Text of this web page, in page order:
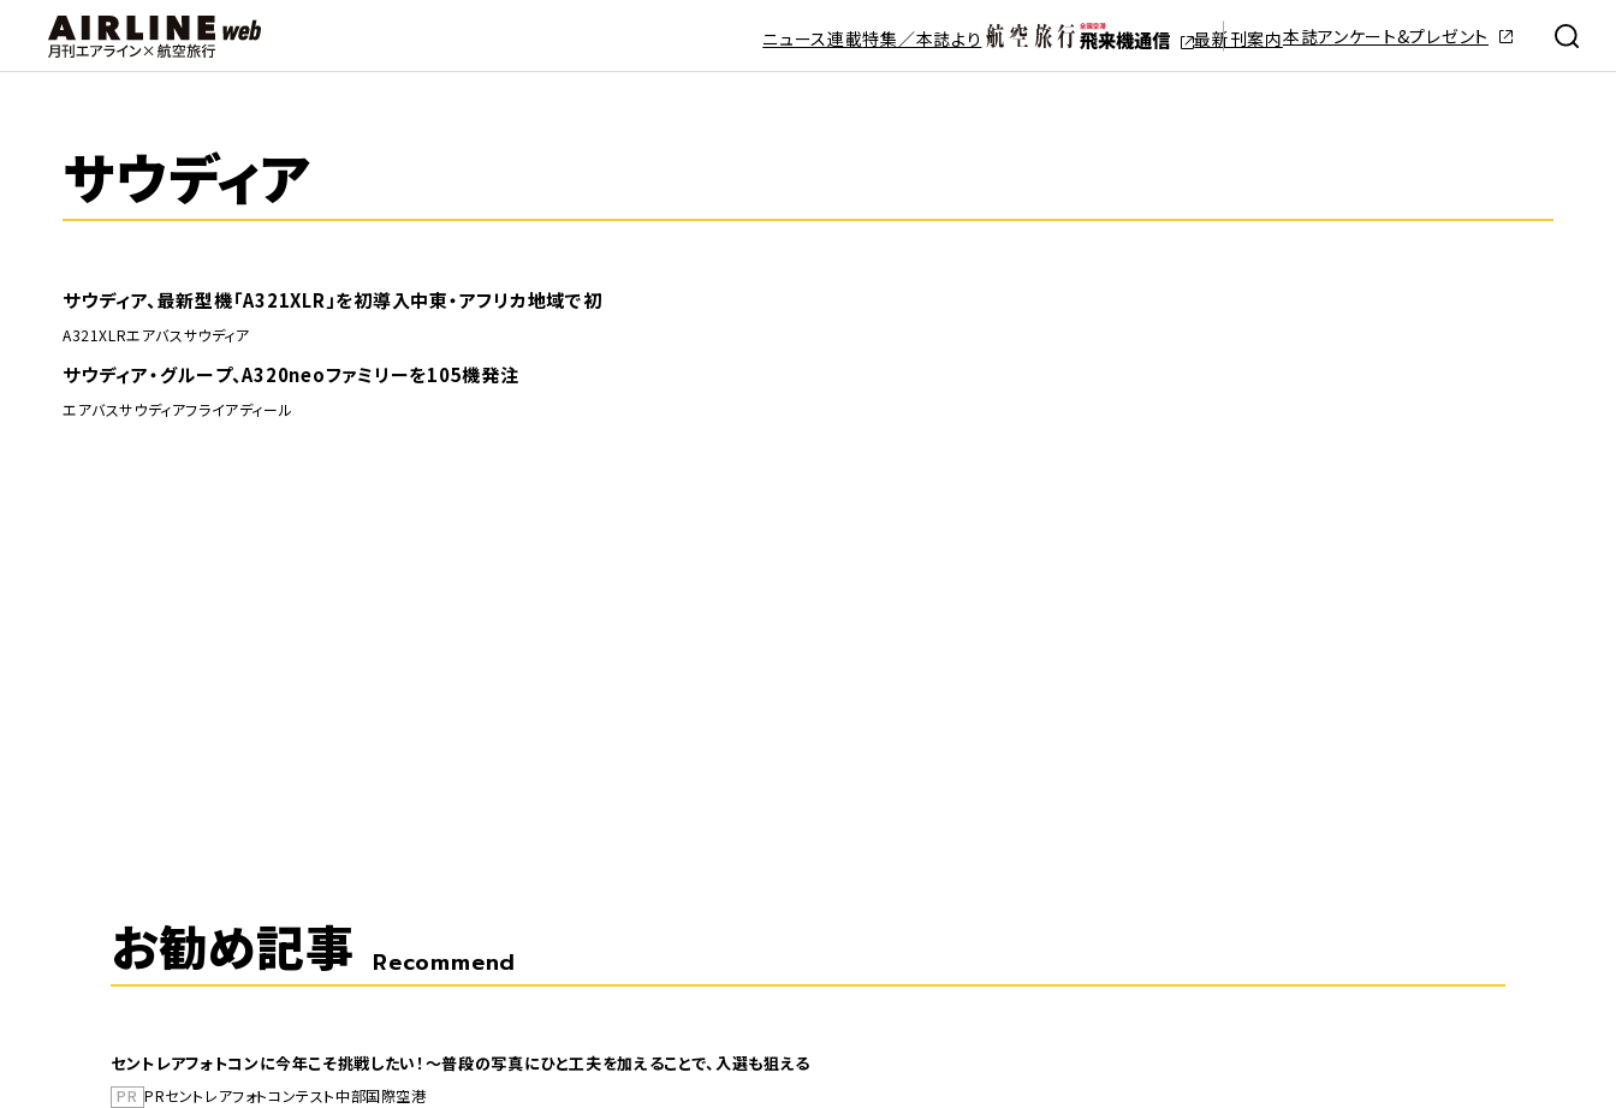
ニュース連載特集／本誌より 最新刊案内本誌アンケート&プレゼント
サウディア
サウディア、最新型機「A321XLR」を初導入中東・アフリカ地域で初
A321XLRエアバスサウディア
サウディア・グループ、A320neoファミリーを105機発注
エアバスサウディアフライアディール
お勧め記事 Recommend
セントレアフォトコンに今年こそ挑戦したい！～普段の写真にひと工夫を加えることで、入選も狙える
PR PRセントレアフォトコンテスト中部国際空港